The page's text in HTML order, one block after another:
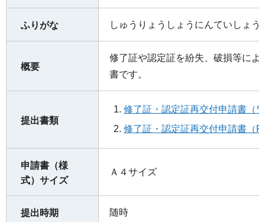
ふりがな しゅうりょうしょうにんていしょ
概要
修了証や認定証を紛失、破損等によ
書です。
提出書類
修了証・認定証再交付申請書（
修了証・認定証再交付申請書（
申請書（様
式）サイズ
Ａ４サイズ
提出時期 随時